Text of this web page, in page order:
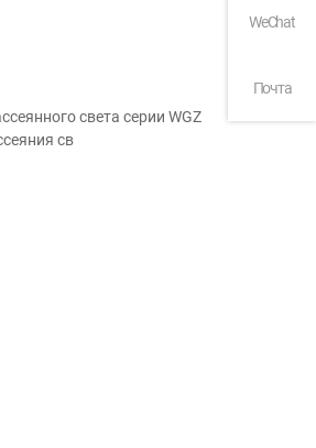
света серии WGZ
св
WeChat
Почта